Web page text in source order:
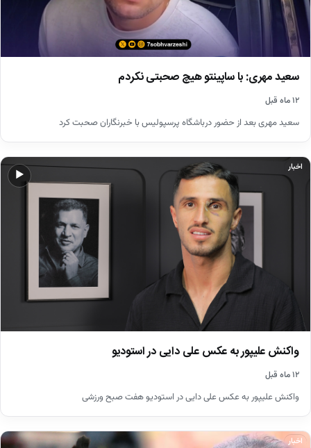
سعید مهری: با ساپینتو هیچ صحبتی نکردم
۱۲ ماه قبل
سعید مهری بعد از حضور درباشگاه پرسپولیس با خبرنگاران صحبت کرد
▶
اخبار
واکنش علیپور به عکس علی دایی در استودیو
۱۲ ماه قبل
واکنش علیپور به عکس علی دایی در استودیو هفت صبح ورزشی
اخبار